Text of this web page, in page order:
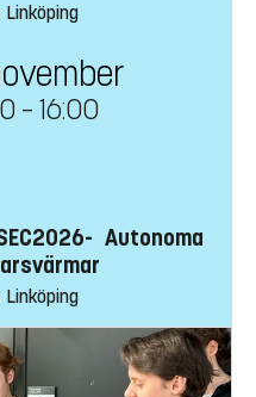
Linköping
– 16:00
Autonoma
Linköping